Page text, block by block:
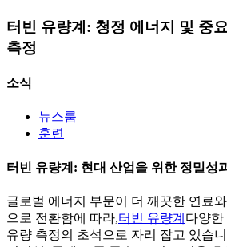
터빈 유량계: 청정 에너지 및 중
측정
소식
뉴스룸
훈련
터빈 유량계: 현대 산업을 위한 정밀성
글로벌 에너지 부문이 더 깨끗한 연료
으로 전환함에 따라,터빈 유량계 다양
유량 측정의 초석으로 자리 잡고 있습